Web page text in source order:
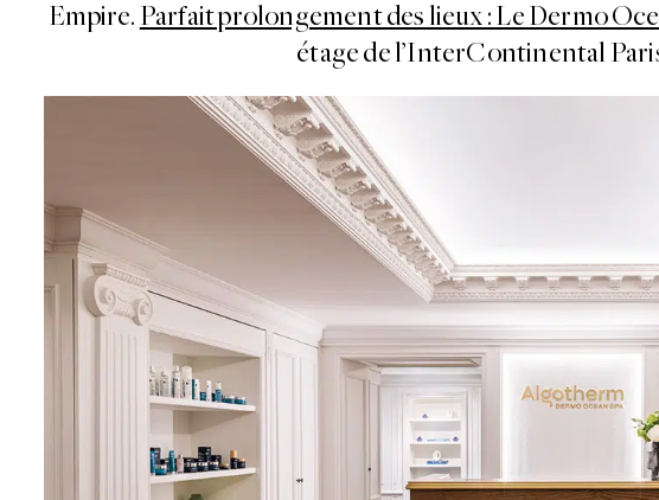
Empire. Parfait prolongement des lieux : Le Dermo
étage de l’InterContinental